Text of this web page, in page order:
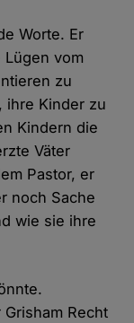
Worte. Er
vom
zu
ihre Kinder zu
Kindern die
Väter
Pastor, er
noch Sache
wie sie ihre
Recht